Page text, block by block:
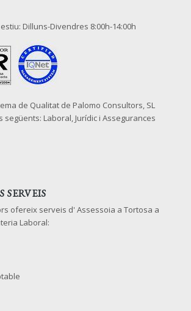
Dilluns-Divendres 8:00h-14:00h
de Qualitat de Palomo Consultors, SL
següents: Laboral, Jurídic i Assegurances
SERVEIS
ofereix serveis d' Assessoia a Tortosa a
Laboral: